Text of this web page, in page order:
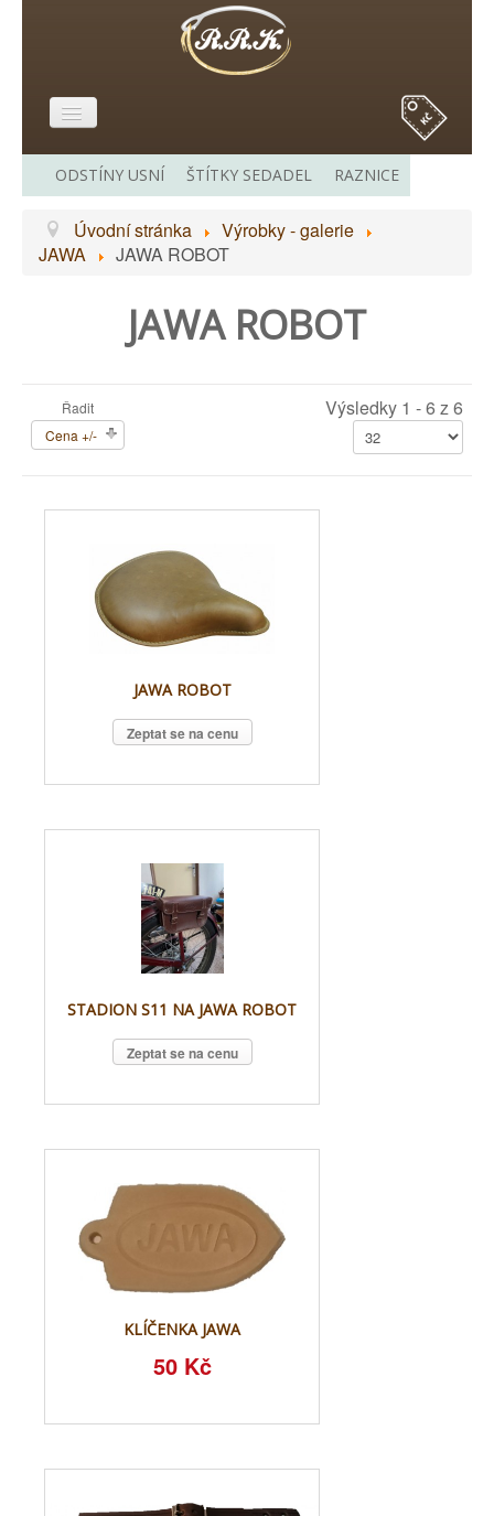
VÝROBKY - GALERIE
ODSTÍNY USNÍ ŠTÍTKY SEDADEL RAZNICE
Úvodní stránka
Výrobky - galerie
JAWA
JAWA ROBOT
JAWA ROBOT
Řadit
Cena +/-
Výsledky 1 - 6 z 6
JAWA ROBOT
Zeptat se na cenu
STADION S11 NA JAWA ROBOT
Zeptat se na cenu
KLÍČENKA JAWA
50 Kč